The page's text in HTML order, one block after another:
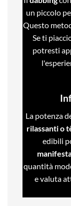
un piccolo
Questo
Se ti
potresti
La potenza
rilassanti o
edibili
quantità
e valuta